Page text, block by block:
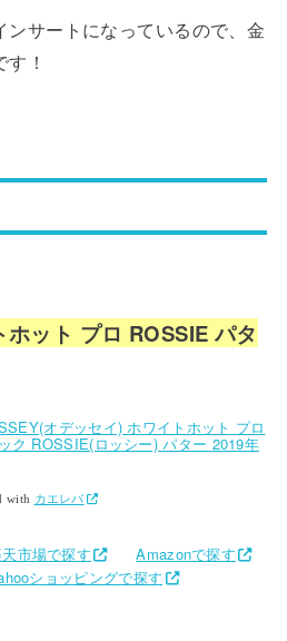
ンサートになっているので、金
！
ット プロ ROSSIE パタ
オデッセイ) ホワイトホット プロ
ク ROSSIE(ロッシー) パター 2019年
with カエレバ
市場で探す
Amazonで探す
ショッピングで探す